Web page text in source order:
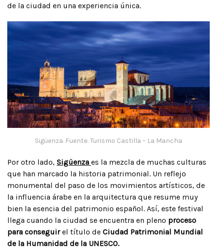
de la ciudad en una experiencia única.
Sigüenza. Fuente: Turismo Castilla – La Mancha
Por otro lado, Sigüenza es la mezcla de muchas culturas
que han marcado la historia patrimonial. Un reflejo
monumental del paso de los movimientos artísticos, de
la influencia árabe en la arquitectura que resume muy
bien la esencia del patrimonio español. Así, este festival
llega cuando la ciudad se encuentra en pleno proceso
para conseguirel título de Ciudad Patrimonial Mundial
de la Humanidad de la UNESCO.